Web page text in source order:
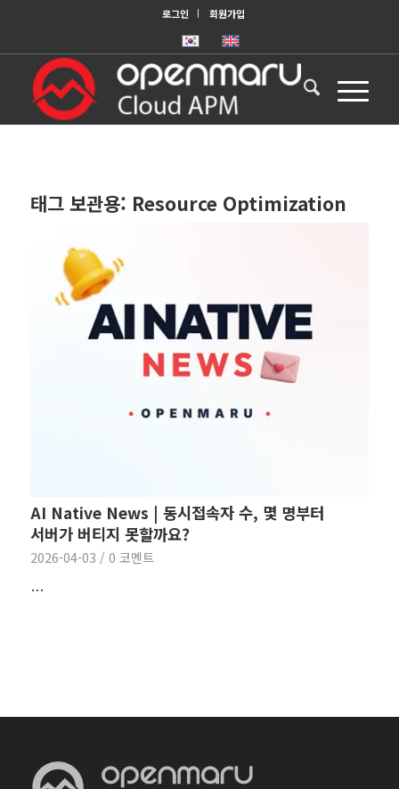
로그인 회원가입
태그 보관용: Resource Optimization
AI Native News | 동시접속자 수, 몇 명부터
서버가 버티지 못할까요?
2026-04-03 / 0 코멘트
…